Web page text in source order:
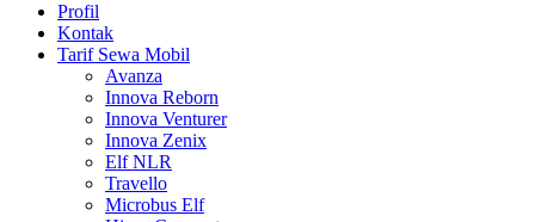
Profil
Kontak
Tarif Sewa Mobil
Avanza
Innova Reborn
Innova Venturer
Innova Zenix
Elf NLR
Travello
Microbus Elf